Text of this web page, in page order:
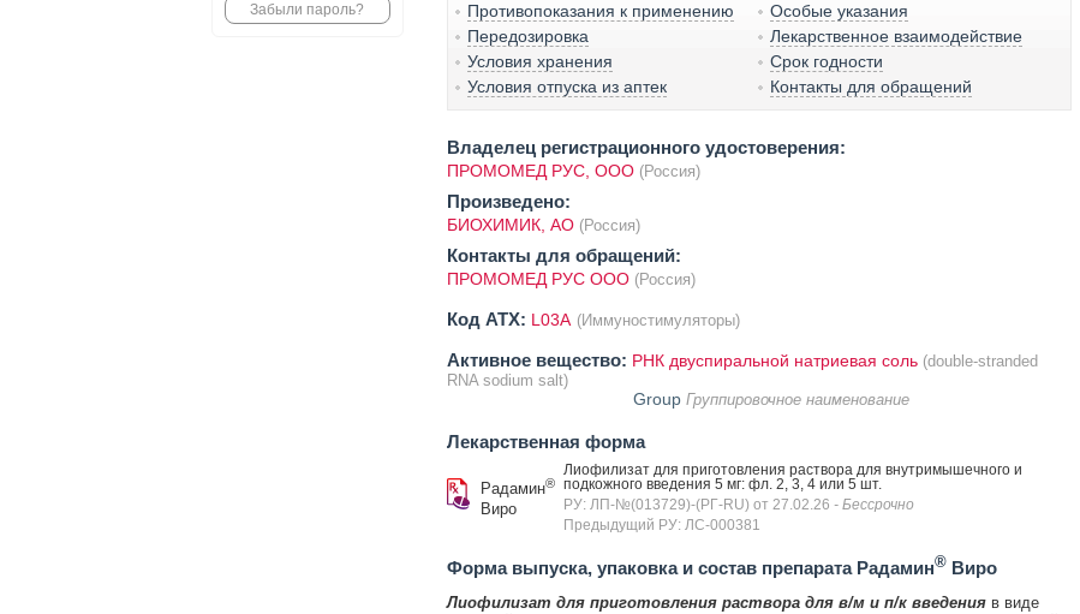
Забыли пароль?
Противопоказания к применению
Особые указания
Передозировка
Лекарственное взаимодействие
Условия хранения
Срок годности
Условия отпуска из аптек
Контакты для обращений
Владелец регистрационного удостоверения:
ПРОМОМЕД РУС, ООО (Россия)
Произведено:
БИОХИМИК, АО (Россия)
Контакты для обращений:
ПРОМОМЕД РУС ООО (Россия)
Код ATX: L03A (Иммуностимуляторы)
Активное вещество: РНК двуспиральной натриевая соль (double-stranded
RNA sodium salt)
Group Группировочное наименование
Лекарственная форма
Радамин®
Виро
Лиофилизат для приготовления раствора для внутримышечного и
подкожного введения 5 мг: фл. 2, 3, 4 или 5 шт.
РУ: ЛП-№(013729)-(РГ-RU) от 27.02.26 - Бессрочно
Предыдущий РУ: ЛС-000381
Форма выпуска, упаковка и состав препарата Радамин®Виро
Лиофилизат для приготовления раствора для в/м и п/к введенияв виде